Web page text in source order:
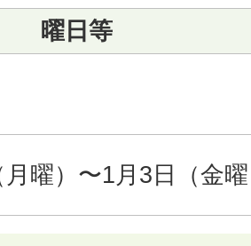
曜日等
曜）〜1月3日（金